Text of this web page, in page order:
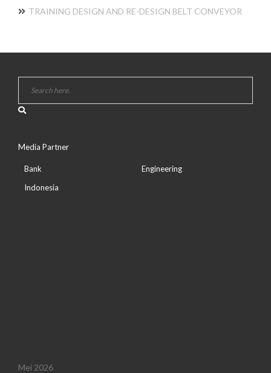
TRAINING DESIGN AND RE-DESIGN BELT CONVEYOR
Media Partner
Bank
Indonesia
Engineering
Mei 2026